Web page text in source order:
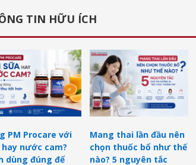
TIN HỮU ÍCH
PM Procare với
nước cam?
dùng đúng để
Mang thai lần đầu nên
chọn thuốc bổ như thế
nào? 5 nguyên tắc